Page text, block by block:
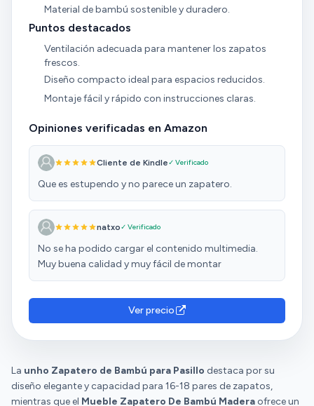
Material de bambú sostenible y duradero.
Puntos destacados
Ventilación adecuada para mantener los zapatos
frescos.
Diseño compacto ideal para espacios reducidos.
Montaje fácil y rápido con instrucciones claras.
Opiniones verificadas en Amazon
Cliente de Kindle✓ Verificado
Que es estupendo y no parece un zapatero.
natxo✓ Verificado
No se ha podido cargar el contenido multimedia.
Muy buena calidad y muy fácil de montar
Ver precio
La unho Zapatero de Bambú para Pasillo destaca por su
diseño elegante y capacidad para 16-18 pares de zapatos,
mientras que el Mueble Zapatero De Bambú Madera ofrece un